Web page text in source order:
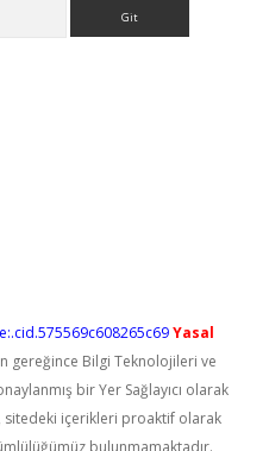
Yasal
gereğince Bilgi Teknolojileri ve
bir Yer Sağlayıcı olarak
sitedeki içerikleri proaktif olarak
bulunmamaktadır.